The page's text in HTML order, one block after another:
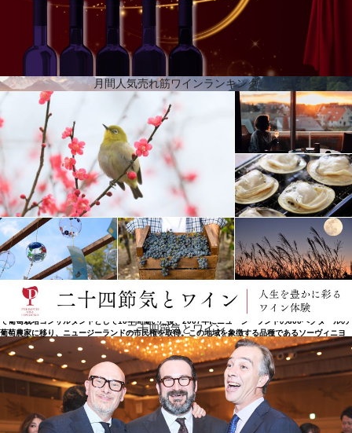
専門知識と勇気で踏み出す第一歩
2019年11月、アンヌ・エスカルがエステートディレクターに就任。ローヌ渓谷に生まれ、ボルドー
の農業工学学校ENITAで葡萄栽培と醸造の修士号を取得しました。ラングドック・ルーシヨン地方
で葡萄栽培コンサルタントとして10年間働いた後、2007年にニュージーランドの600ヘクタールの
葡萄農家に移り、ニュージーランドの市民権を取得。この地域を象徴する品種であるソーヴィニヨ
ン・ブランとピノ・ノワールからプレミアムクラフト（単一畑）ワインを開発する仕事を担当。
エドモンド・ド・ロートシルト執行委員会会長 のアリアンヌ・ド・ロートシルトはこう言います
「リマペレは、非常に優れたテロワールに属しているという利点があり、この地を輝かせるのは、
私たちの専門知識と勇気です。今日、リマペレの冒険とその野心において重要な一歩を踏み出しま
した。」
月間人気売れ筋ワインランキング
二十四節気とワイン